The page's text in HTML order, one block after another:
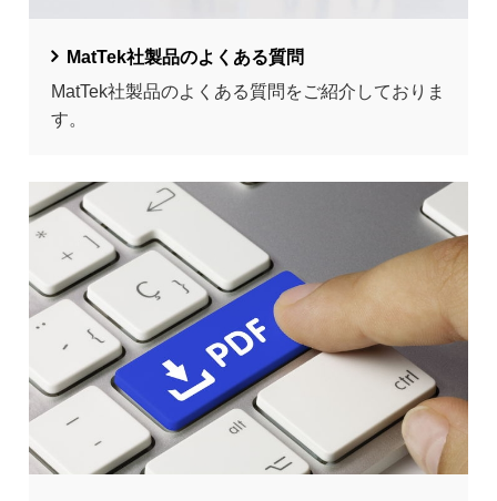
MatTek社製品のよくある質問
MatTek社製品のよくある質問をご紹介しておりま
す。